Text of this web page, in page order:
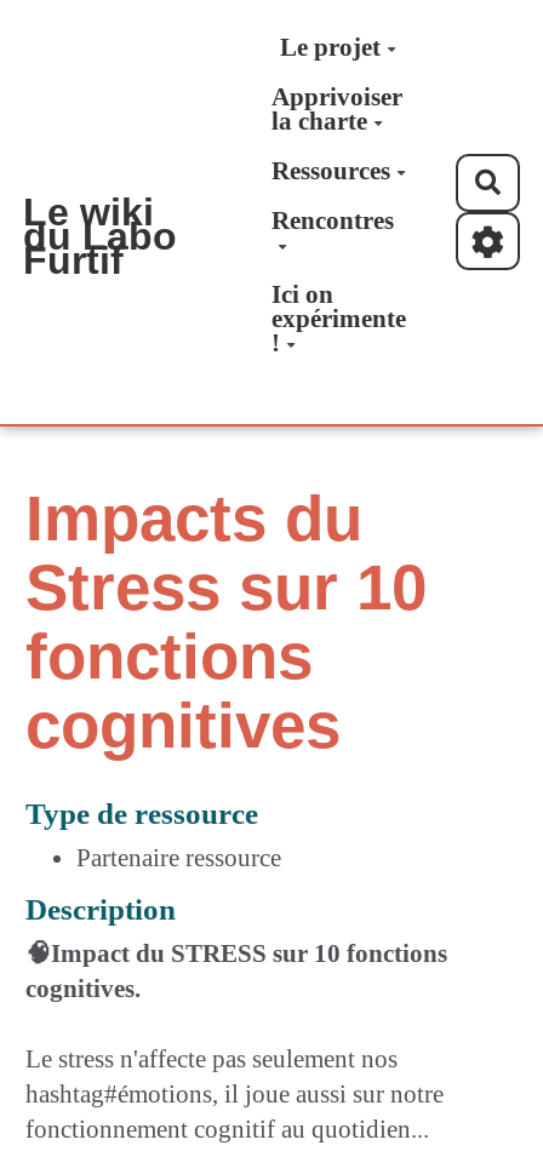
Aller au contenu principal
Le wiki
du Labo
Furtif
Le projet
Apprivoiser
la charte
Ressources
Rencontres
Ici on
expérimente
!
Impacts du
Stress sur 10
fonctions
cognitives
Type de ressource
Partenaire ressource
Description
🧠Impact du STRESS sur 10 fonctions
cognitives.
Le stress n'affecte pas seulement nos
hashtag#émotions, il joue aussi sur notre
fonctionnement cognitif au quotidien...